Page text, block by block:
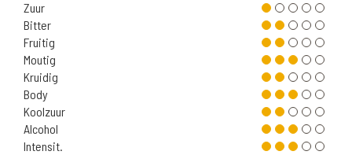
Zuur
Bitter
Fruitig
Moutig
Kruidig
Body
Koolzuur
Alcohol
Intensit.